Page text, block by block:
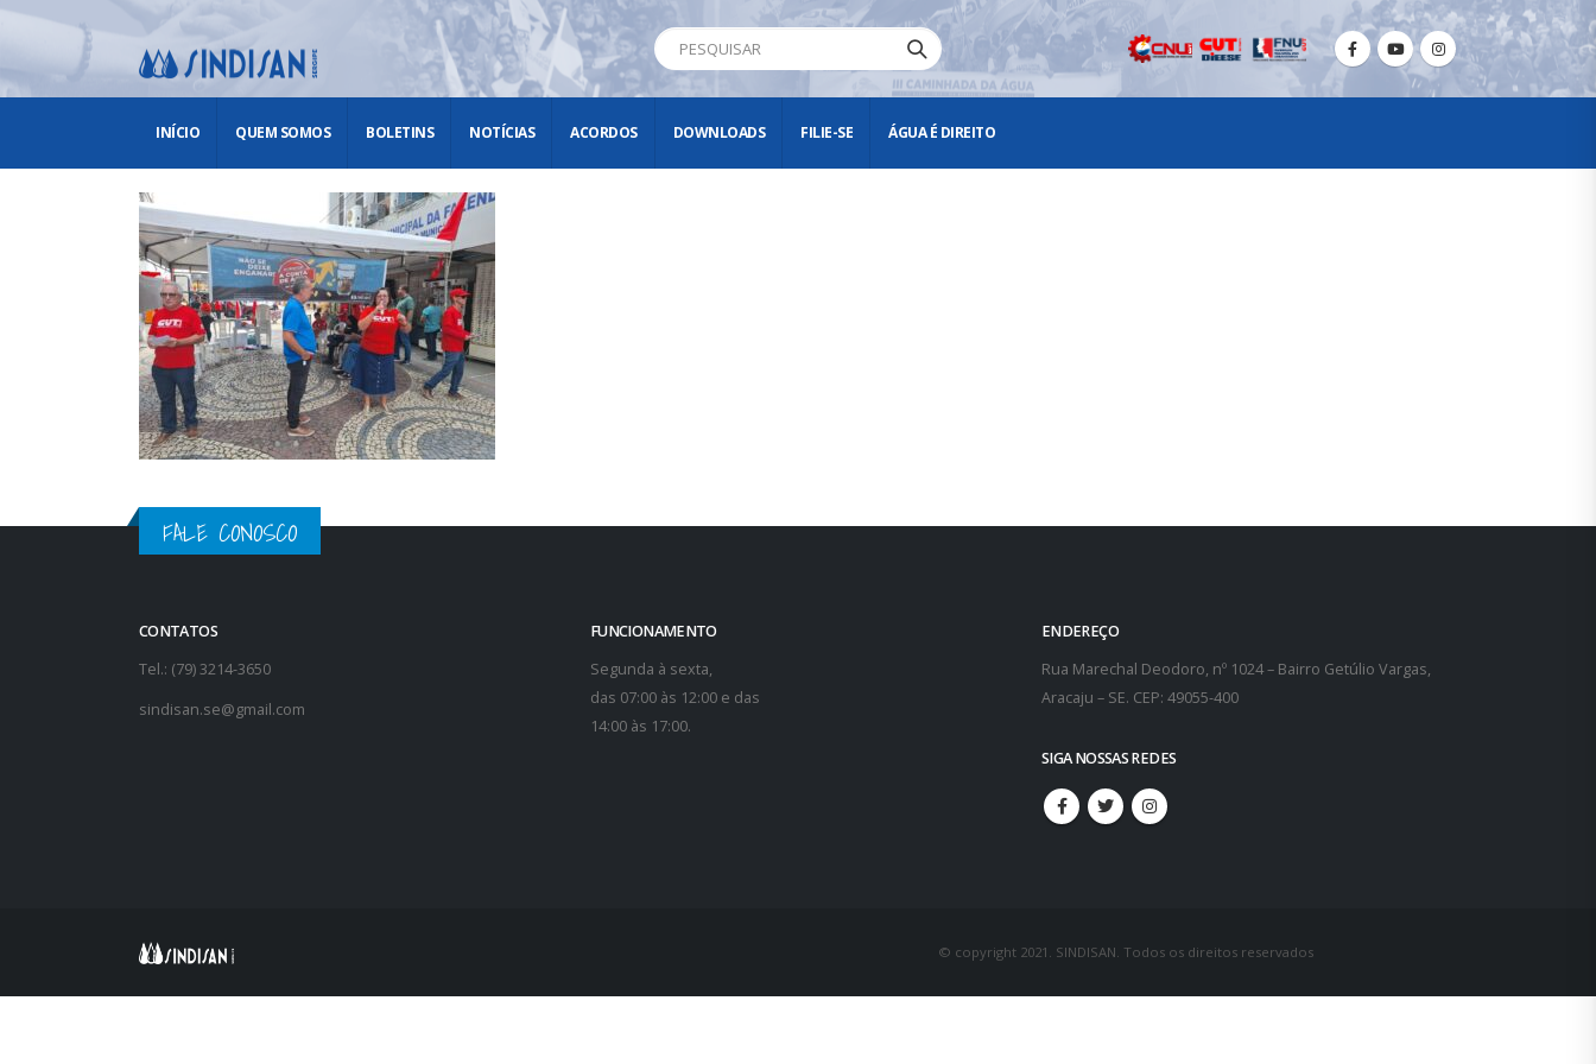
INÍCIO QUEM SOMOS BOLETINS NOTÍCIAS ACORDOS DOWNLOADS FILIE-SE ÁGUA É DIREITO
FALE CONOSCO
CONTATOS
Tel.: (79) 3214-3650
sindisan.se@gmail.com
FUNCIONAMENTO
Segunda à sexta,
das 07:00 às 12:00 e das
14:00 às 17:00.
ENDEREÇO
Rua Marechal Deodoro, nº 1024 – Bairro Getúlio Vargas,
Aracaju – SE. CEP: 49055-400
SIGA NOSSAS REDES
© copyright 2021. SINDISAN. Todos os direitos reservados